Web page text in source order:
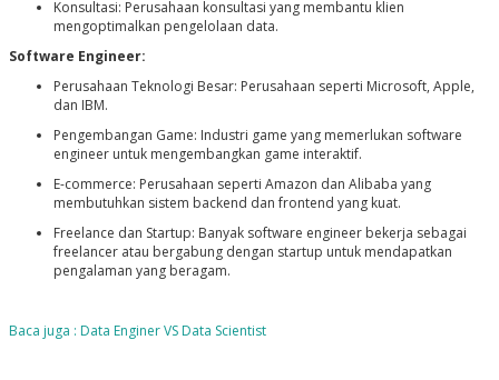
Konsultasi: Perusahaan konsultasi yang membantu klien
mengoptimalkan pengelolaan data.
Software Engineer:
Perusahaan Teknologi Besar: Perusahaan seperti Microsoft, Apple,
dan IBM.
Pengembangan Game: Industri game yang memerlukan software
engineer untuk mengembangkan game interaktif.
E-commerce: Perusahaan seperti Amazon dan Alibaba yang
membutuhkan sistem backend dan frontend yang kuat.
Freelance dan Startup: Banyak software engineer bekerja sebagai
freelancer atau bergabung dengan startup untuk mendapatkan
pengalaman yang beragam.
Baca juga : Data Enginer VS Data Scientist